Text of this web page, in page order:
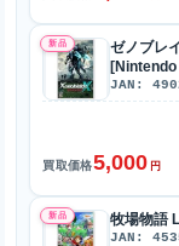
新品
ゼノブレ
JAN:
買取価格5,000 円
新品 牧場物語
JAN: